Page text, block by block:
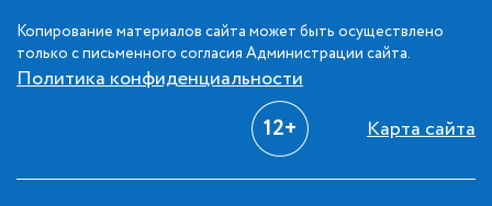
Копирование материалов сайта может быть осуществлено
только с письменного согласия Администрации сайта.
Политика конфиденциальности
12+ Карта сайта